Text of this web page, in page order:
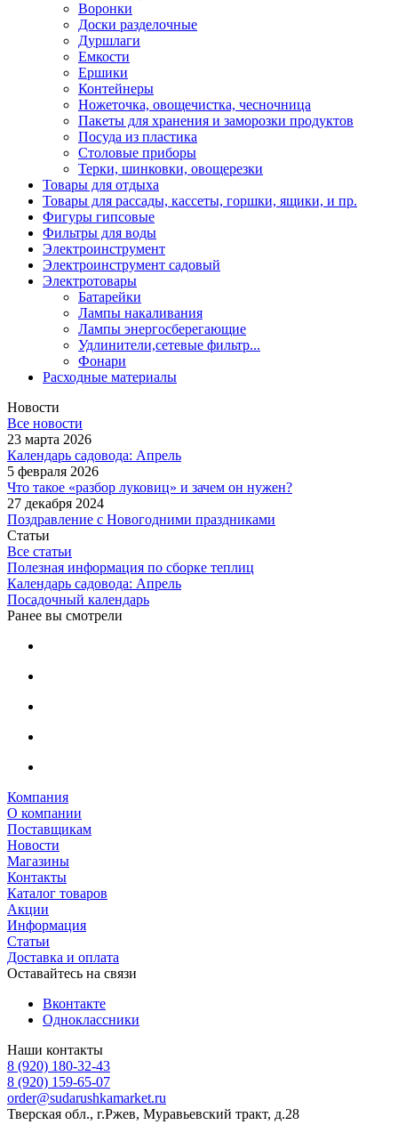
Воронки
Доски разделочные
Дуршлаги
Емкости
Ершики
Контейнеры
Ножеточка, овощечистка, чесночница
Пакеты для хранения и заморозки продуктов
Посуда из пластика
Столовые приборы
Терки, шинковки, овощерезки
Товары для отдыха
Товары для рассады, кассеты, горшки, ящики, и пр.
Фигуры гипсовые
Фильтры для воды
Электроинструмент
Электроинструмент садовый
Электротовары
Батарейки
Лампы накаливания
Лампы энергосберегающие
Удлинители,сетевые фильтр...
Фонари
Расходные материалы
Новости
Все новости
23 марта 2026
Календарь садовода: Апрель
5 февраля 2026
Что такое «разбор луковиц» и зачем он нужен?
27 декабря 2024
Поздравление с Новогодними праздниками
Статьи
Все статьи
Полезная информация по сборке теплиц
Календарь садовода: Апрель
Посадочный календарь
Ранее вы смотрели
Компания
О компании
Поставщикам
Новости
Магазины
Контакты
Каталог товаров
Акции
Информация
Статьи
Доставка и оплата
Оставайтесь на связи
Вконтакте
Одноклассники
Наши контакты
8 (920) 180-32-43
8 (920) 159-65-07
order@sudarushkamarket.ru
Тверская обл., г.Ржев, Муравьевский тракт, д.28